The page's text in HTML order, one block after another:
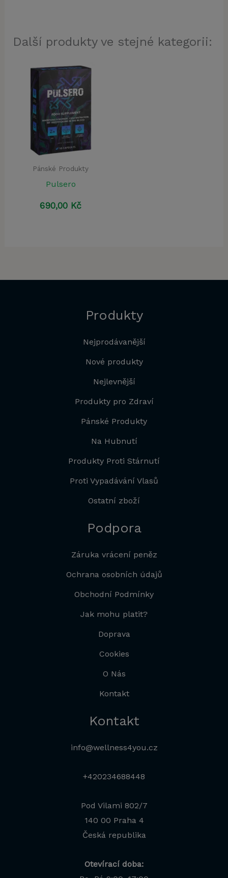
Další produkty ve stejné kategorii:
Pánské Produkty
Pulsero
690,00 Kč
Produkty
Nejprodávanější
Nové produkty
Nejlevnější
Produkty pro Zdraví
Pánské Produkty
Na Hubnutí
Produkty Proti Stárnutí
Proti Vypadávání Vlasů
Ostatní zboží
Podpora
Záruka vrácení peněz
Ochrana osobních údajů
Obchodní Podmínky
Jak mohu platit?
Doprava
Cookies
O Nás
Kontakt
Kontakt
info@wellness4you.cz
+420234688448
Pod Vilami 802/7
140 00 Praha 4
Česká republika
Otevírací doba: